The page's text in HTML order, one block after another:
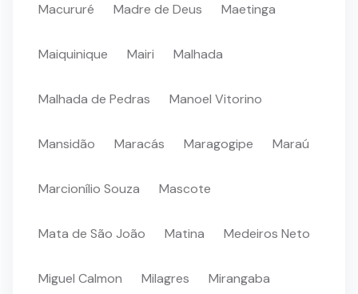
Macururé Madre de Deus Maetinga
Maiquinique Mairi Malhada
Malhada de Pedras Manoel Vitorino
Mansidão Maracás Maragogipe Maraú
Marcionílio Souza Mascote
Mata de São João Matina Medeiros Neto
Miguel Calmon Milagres Mirangaba